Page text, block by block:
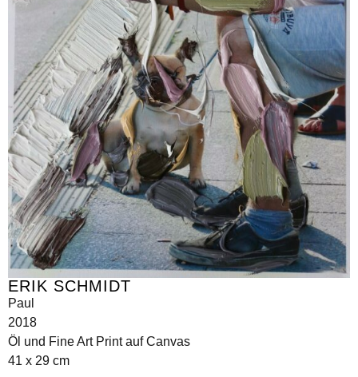
ERIK SCHMIDT
Paul
2018
Öl und Fine Art Print auf Canvas
41 x 29 cm